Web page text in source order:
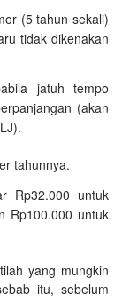
(5 tahun sekali)
tidak dikenakan
jatuh tempo
(akan
tahunnya.
Rp32.000 untuk
Rp100.000 untuk
yang mungkin
itu, sebelum